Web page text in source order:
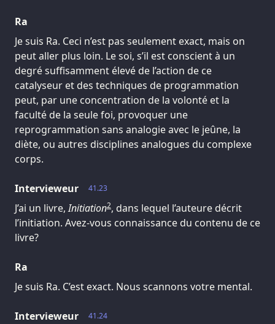
Ra
Je suis Ra. Ceci n’est pas seulement exact, mais on
peut aller plus loin. Le soi, s’il est conscient à un
degré suffisamment élevé de l’action de ce
catalyseur et des techniques de programmation
peut, par une concentration de la volonté et la
faculté de la seule foi, provoquer une
reprogrammation sans analogie avec le jeûne, la
diète, ou autres disciplines analogues du complexe
corps.
41.23
Intervieweur
J’ai un livre,Initiation2, dans lequel l’auteure décrit
l’initiation. Avez-vous connaissance du contenu de ce
livre?
Ra
Je suis Ra. C’est exact. Nous scannons votre mental.
41.24
Intervieweur